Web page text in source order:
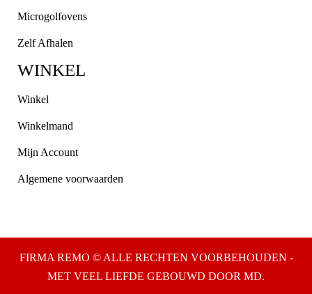
Microgolfovens
Zelf Afhalen
WINKEL
Winkel
Winkelmand
Mijn Account
Algemene voorwaarden
FIRMA REMO © ALLE RECHTEN VOORBEHOUDEN -
MET VEEL LIEFDE GEBOUWD DOOR MD.